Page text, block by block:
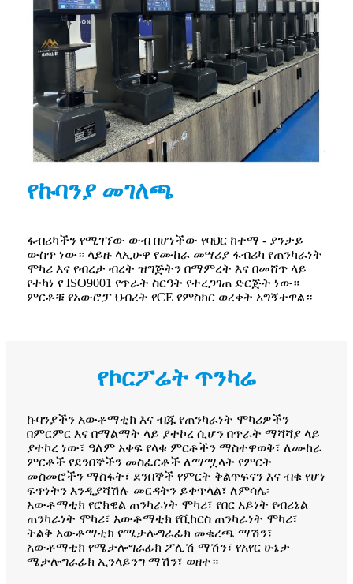
የኩባንያ መገለጫ
ፋብሪካችን የሚገኘው ውብ በሆነችው የባህር ከተማ - ያንታይ
ውስጥ ነው። ላይዙ ላኢሁዋ የሙከራ መሣሪያ ፋብሪካ የጠንካራነት
ሞካሪ እና የብረታ ብረት ዝግጅትን በማምረት እና በመሸጥ ላይ
የተካነ የ ISO9001 የጥራት ስርዓት የተረጋገጠ ድርጅት ነው።
ምርቶቹ የአውሮፓ ህብረት የCE የምስክር ወረቀት አግኝተዋል።
የኮርፖሬት ጥንካሬ
ኩባንያችን አውቶማቲክ እና ብጁ የጠንካራነት ሞካሪዎችን
በምርምር እና በማልማት ላይ ያተኮረ ሲሆን በጥራት ማሻሻያ ላይ
ያተኮረ ነው፣ ዓለም አቀፍ የላቁ ምርቶችን ማስተዋወቅ፣ ለሙከራ
ምርቶች የደንበኞችን መስፈርቶች ለማሟላት የምርት
መስመሮችን ማስፋት፣ ደንበኞች የምርት ቅልጥፍናን እና ብቁ የሆነ
ፍጥነትን እንዲያሻሽሉ መርዳትን ይቀጥላል፣ ለምሳሌ፡
አውቶማቲክ የሮክዌል ጠንካራነት ሞካሪ፣ የበር አይነት የብሪኔል
ጠንካራነት ሞካሪ፣ አውቶማቲክ የቪከርስ ጠንካራነት ሞካሪ፣
ትልቅ አውቶማቲክ የሜታሎግራፊክ መቁረጫ ማሽን፣
አውቶማቲክ የሜታሎግራፊክ ፖሊሽ ማሽን፣ የአየር ሁኔታ
ሜታሎግራፊክ ኢንላይንግ ማሽን፣ ወዘተ።